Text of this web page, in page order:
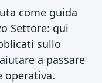
come guida
Settore: qui
sullo
a passare
operativa.